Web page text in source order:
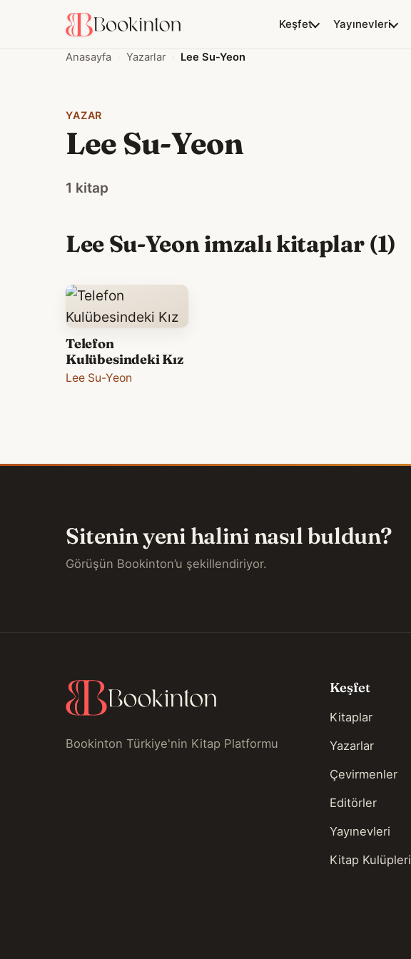
Keşfet Yayınevleri
Anasayfa Yazarlar Lee Su-Yeon
YAZAR
Lee Su-Yeon
1 kitap
Lee Su-Yeon imzalı kitaplar (1)
Telefon
Kulübesindeki Kız
Lee Su-Yeon
Sitenin yeni halini nasıl buldun?
Görüşün Bookinton’u şekillendiriyor.
Bookinton Türkiye'nin Kitap Platformu
Keşfet
Kitaplar
Yazarlar
Çevirmenler
Editörler
Yayınevleri
Kitap Kulüpleri